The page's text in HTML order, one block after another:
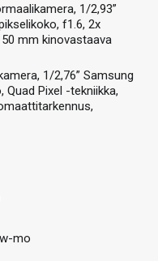
1/2,93”
f1.6, 2x
mm kinovastaava
1/2,76” Samsung
Pixel -tekniikka,
mo